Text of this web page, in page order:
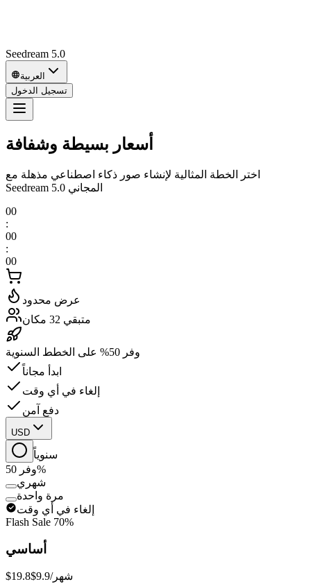
Seedream 5.0
العربية
تسجيل الدخول
أسعار بسيطة وشفافة
اختر الخطة المثالية لإنشاء صور ذكاء اصطناعي مذهلة مع
Seedream 5.0 المجاني
00
:
00
:
00
عرض محدود
متبقي 32 مكان
وفر 50% على الخطط السنوية
ابدأ مجاناً
إلغاء في أي وقت
دفع آمن
USD
سنوياً
وفر 50%
شهري
مرة واحدة
إلغاء في أي وقت
Flash Sale 70%
أساسي
$19.8$9.9 /شهر